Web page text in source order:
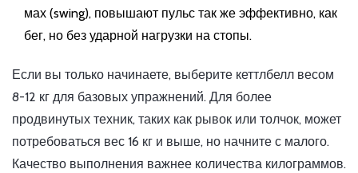
мах (swing), повышают пульс так же эффективно, как
бег, но без ударной нагрузки на стопы.
Если вы только начинаете, выберите кеттлбелл весом
8-12 кг для базовых упражнений. Для более
продвинутых техник, таких как рывок или толчок, может
потребоваться вес 16 кг и выше, но начните с малого.
Качество выполнения важнее количества килограммов.